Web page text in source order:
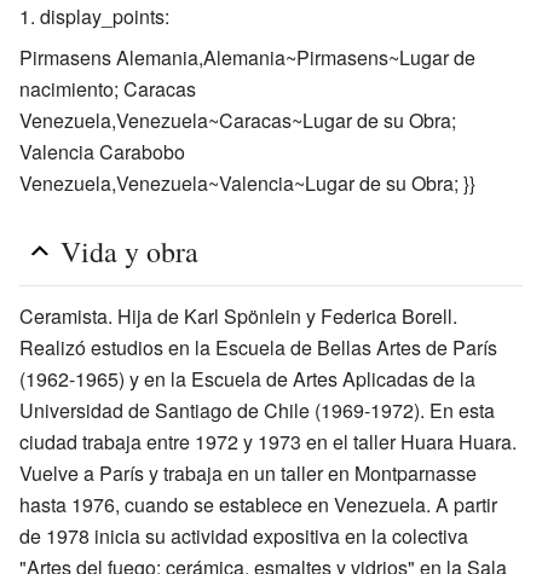
display_points:
Pirmasens Alemania,Alemania~Pirmasens~Lugar de
nacimiento; Caracas
Venezuela,Venezuela~Caracas~Lugar de su Obra;
Valencia Carabobo
Venezuela,Venezuela~Valencia~Lugar de su Obra; }}
Vida y obra
Ceramista. Hija de Karl Spönlein y Federica Borell.
Realizó estudios en la Escuela de Bellas Artes de París
(1962-1965) y en la Escuela de Artes Aplicadas de la
Universidad de Santiago de Chile (1969-1972). En esta
ciudad trabaja entre 1972 y 1973 en el taller Huara Huara.
Vuelve a París y trabaja en un taller en Montparnasse
hasta 1976, cuando se establece en Venezuela. A partir
de 1978 inicia su actividad expositiva en la colectiva
"Artes del fuego: cerámica, esmaltes y vidrios" en la Sala